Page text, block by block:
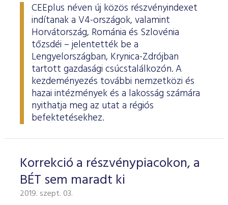
CEEplus néven új közös részvényindexet
indítanak a V4-országok, valamint
Horvátország, Románia és Szlovénia
tőzsdéi – jelentették be a
Lengyelországban, Krynica-Zdrójban
tartott gazdasági csúcstalálkozón. A
kezdeményezés további nemzetközi és
hazai intézmények és a lakosság számára
nyithatja meg az utat a régiós
befektetésekhez.
Korrekció a részvénypiacokon, a
BÉT sem maradt ki
2019. szept. 03.